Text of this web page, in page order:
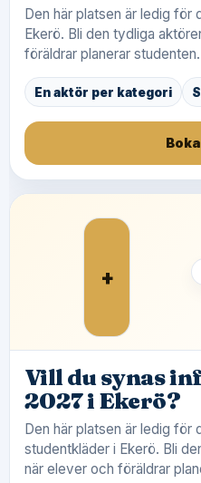
Den här platsen är ledig för
Ekerö. Bli den tydliga
föräldrar planerar studenten.
En aktör per kategori
+
Vill du synas
2027 i Ekerö?
Den här platsen är ledig för
studentkläder i Ekerö. Bli
när elever och föräldrar